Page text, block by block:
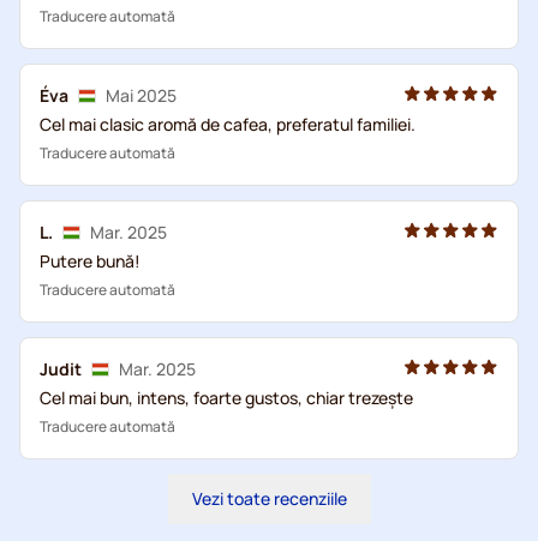
Traducere automată
Éva
Mai 2025
Cel mai clasic aromă de cafea, preferatul familiei.
Traducere automată
L.
Mar. 2025
Putere bună!
Traducere automată
Judit
Mar. 2025
Cel mai bun, intens, foarte gustos, chiar trezește
Traducere automată
Vezi toate recenziile